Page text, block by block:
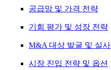
공급망 및 가격 전략
기회 평가 및 성장 전략
M&A 대상 발굴 및 실사
시장 진입 전략 및 옵션